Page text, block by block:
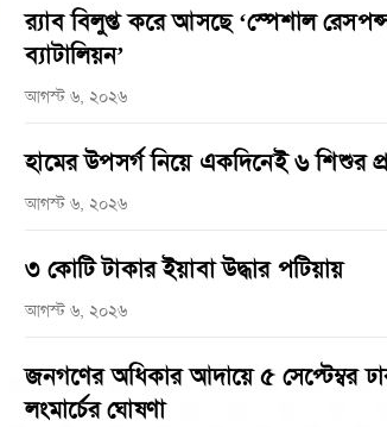
র‌্যাব বিলুপ্ত করে আসছে ‘স্পেশাল
ব্যাটালিয়ন’
আগস্ট ৬, ২০২৬
হামের উপসর্গ নিয়ে একদিনেই ৬ শিশুর
আগস্ট ৬, ২০২৬
৩ কোটি টাকার ইয়াবা উদ্ধার পটিয়ায়
আগস্ট ৬, ২০২৬
জনগণের অধিকার আদায়ে ৫ সেপ্টেম্বর
লংমার্চের ঘোষণা